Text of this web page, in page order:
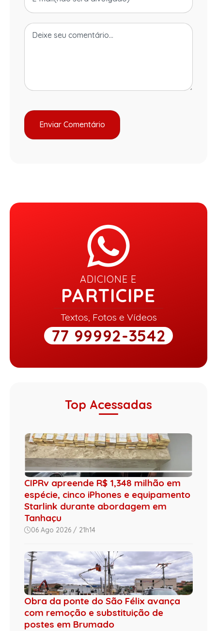
ADICIONE E
PARTICIPE
Textos, Fotos e Vídeos
77 99992-3542
Top Acessadas
CIPRv apreende R$ 1,348 milhão em
espécie, cinco iPhones e equipamento
Starlink durante abordagem em
Tanhaçu
06 Ago 2026 / 21h14
Obra da ponte do São Félix avança
com remoção e substituição de
postes em Brumado